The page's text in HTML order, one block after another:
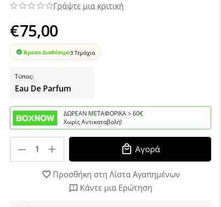
Γράψτε μια κριτική
€75,00
Άμεσα Διαθέσιμο3 Τεμάχια
Τύπος:
Eau De Parfum
ΔΩΡΕΑΝ ΜΕΤΑΦΟΡΙΚΑ > 60€
Χωρίς Αντικαταβολή!
+
− Αγορά
Προσθήκη στη Λίστα Αγαπημένων
Κάντε μια Ερώτηση